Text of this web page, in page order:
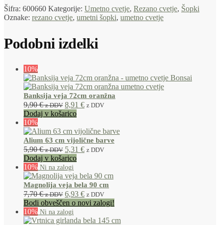
Šifra: 600660 Kategorije: Umetno cvetje, Rezano cvetje, Šopki
Oznake: rezano cvetje, umetni šopki, umetno cvetje
Podobni izdelki
10%
Banksija veja 72cm oranžna
9,90€ z DDV 8,91 € z DDV
Dodaj v košarico
10%
Alium 63 cm vijolične barve
5,90€ z DDV 5,31 € z DDV
Dodaj v košarico
10%
Magnolija veja bela 90 cm
7,70€ z DDV 6,93 € z DDV
Bodi obveščen o novi zalogi!
10%